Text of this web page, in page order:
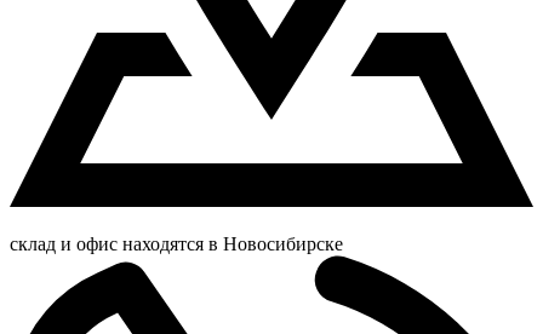
склад и офис находятся в Новосибирске